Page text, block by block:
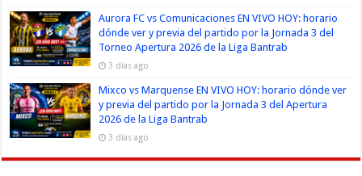
Aurora FC vs Comunicaciones EN VIVO HOY: horario
dónde ver y previa del partido por la Jornada 3 del
Torneo Apertura 2026 de la Liga Bantrab
3 días ago
Mixco vs Marquense EN VIVO HOY: horario dónde ver
y previa del partido por la Jornada 3 del Apertura
2026 de la Liga Bantrab
3 días ago